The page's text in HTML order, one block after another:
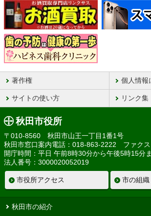
著作権 個人情報
サイトの使い方 リンク集
秋田市役所
〒010-8560 秋田市山王一丁目1番1号
秋田市窓口案内電話：018-863-2222 ファク
開庁時間：平日 午前8時30分から午後5時15分
法人番号：3000020052019
市役所アクセス 市の組織
秋田市の紹介